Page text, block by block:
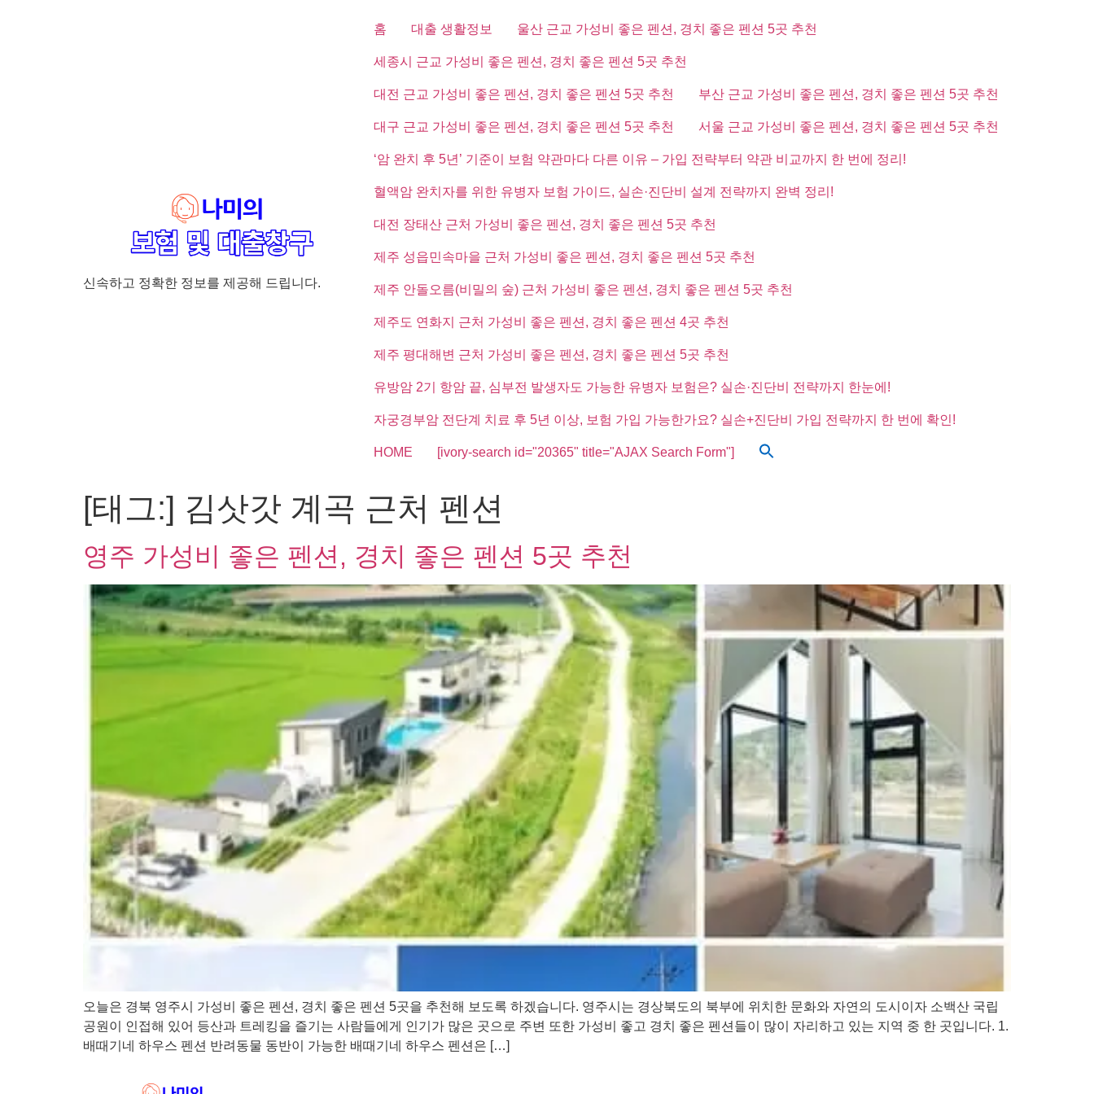
신속하고 정확한 정보를 제공해 드립니다.
홈 대출 생활정보 울산 근교 가성비 좋은 펜션, 경치 좋은 펜션 5곳 추천
세종시 근교 가성비 좋은 펜션, 경치 좋은 펜션 5곳 추천
대전 근교 가성비 좋은 펜션, 경치 좋은 펜션 5곳 추천 부산 근교 가성비 좋은 펜션, 경치 좋은 펜션 5곳 추천
대구 근교 가성비 좋은 펜션, 경치 좋은 펜션 5곳 추천 서울 근교 가성비 좋은 펜션, 경치 좋은 펜션 5곳 추천
‘암 완치 후 5년’ 기준이 보험 약관마다 다른 이유 – 가입 전략부터 약관 비교까지 한 번에 정리!
혈액암 완치자를 위한 유병자 보험 가이드, 실손·진단비 설계 전략까지 완벽 정리!
대전 장태산 근처 가성비 좋은 펜션, 경치 좋은 펜션 5곳 추천
제주 성읍민속마을 근처 가성비 좋은 펜션, 경치 좋은 펜션 5곳 추천
제주 안돌오름(비밀의 숲) 근처 가성비 좋은 펜션, 경치 좋은 펜션 5곳 추천
제주도 연화지 근처 가성비 좋은 펜션, 경치 좋은 펜션 4곳 추천
제주 평대해변 근처 가성비 좋은 펜션, 경치 좋은 펜션 5곳 추천
유방암 2기 항암 끝, 심부전 발생자도 가능한 유병자 보험은? 실손·진단비 전략까지 한눈에!
자궁경부암 전단계 치료 후 5년 이상, 보험 가입 가능한가요? 실손+진단비 가입 전략까지 한 번에 확인!
HOME [ivory-search id="20365" title="AJAX Search Form"]
[태그:] 김삿갓 계곡 근처 펜션
영주 가성비 좋은 펜션, 경치 좋은 펜션 5곳 추천
오늘은 경북 영주시 가성비 좋은 펜션, 경치 좋은 펜션 5곳을 추천해 보도록 하겠습니다. 영주시는 경상북도의 북부에 위치한 문화와 자연의 도시이자 소백산 국립
공원이 인접해 있어 등산과 트레킹을 즐기는 사람들에게 인기가 많은 곳으로 주변 또한 가성비 좋고 경치 좋은 펜션들이 많이 자리하고 있는 지역 중 한 곳입니다. 1.
배때기네 하우스 펜션 반려동물 동반이 가능한 배때기네 하우스 펜션은 […]